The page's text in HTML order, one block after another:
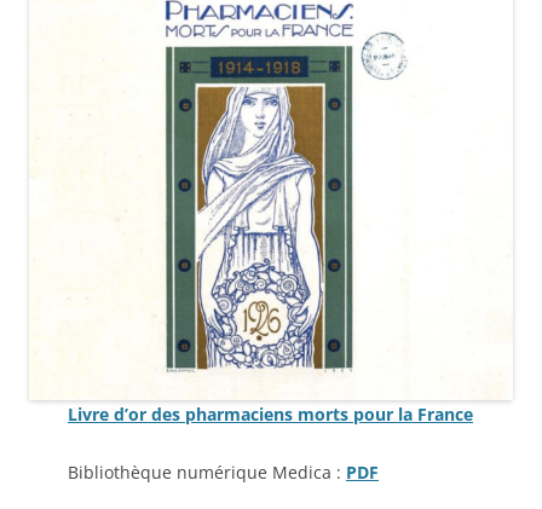
Livre d’or des pharmaciens morts pour la France
Bibliothèque numérique Medica : PDF